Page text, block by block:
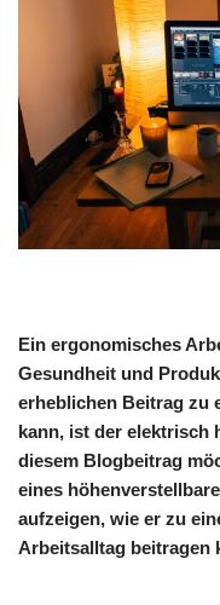
Ein ergonomisches
Gesundheit und
erheblichen Beitrag zu
kann, ist der elektrisch
diesem Blogbeitrag
eines
aufzeigen, wie er zu
Arbeitsalltag beitragen